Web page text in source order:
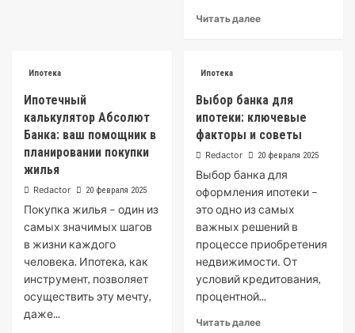
Читать далее
Ипотека
Ипотечный
калькулятор Абсолют
Банка: ваш помощник в
планировании покупки
жилья
Redactor 20 февраля 2025
Покупка жилья – один из
самых значимых шагов
в жизни каждого
человека. Ипотека, как
инструмент, позволяет
осуществить эту мечту,
даже...
Ипотека
Выбор банка для
ипотеки: ключевые
факторы и советы
Redactor 20 февраля 2025
Выбор банка для
оформления ипотеки –
это одно из самых
важных решений в
процессе приобретения
недвижимости․ От
условий кредитования,
процентной...
Читать далее